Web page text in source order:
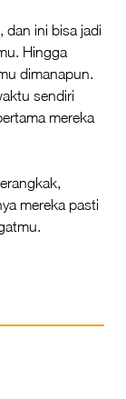
dan ini bisa jadi
Hingga
dimanapun.
sendiri
mereka
mereka pasti